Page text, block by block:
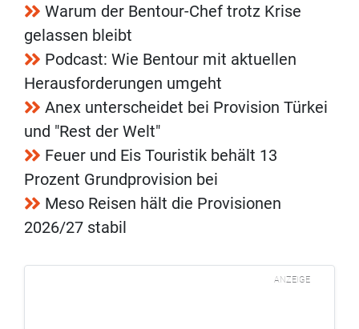
Warum der Bentour-Chef trotz Krise
gelassen bleibt
Podcast: Wie Bentour mit aktuellen
Herausforderungen umgeht
Anex unterscheidet bei Provision Türkei
und "Rest der Welt"
Feuer und Eis Touristik behält 13
Prozent Grundprovision bei
Meso Reisen hält die Provisionen
2026/27 stabil
ANZEIGE